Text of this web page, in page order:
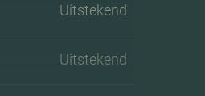
Uitstekend
Uitstekend